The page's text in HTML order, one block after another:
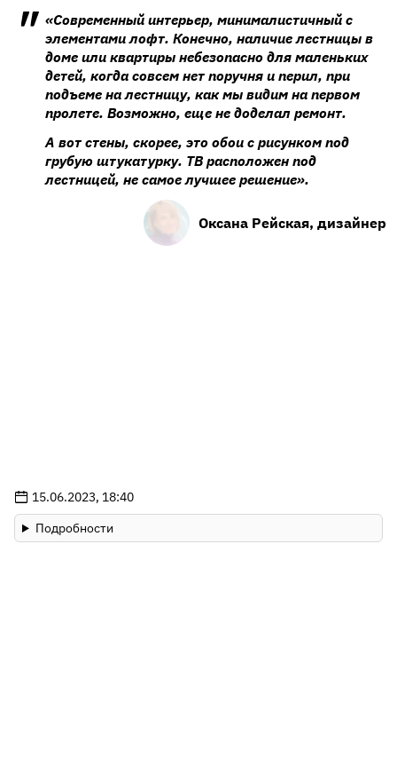
«Современный интерьер, минималистичный с
элементами лофт. Конечно, наличие лестницы в
доме или квартиры небезопасно для маленьких
детей, когда совсем нет поручня и перил, при
подъеме на лестницу, как мы видим на первом
пролете. Возможно, еще не доделал ремонт.
А вот стены, скорее, это обои с рисунком под
грубую штукатурку. ТВ расположен под
лестницей, не самое лучшее решение».
Оксана Рейская, дизайнер
15.06.2023, 18:40
Подробности